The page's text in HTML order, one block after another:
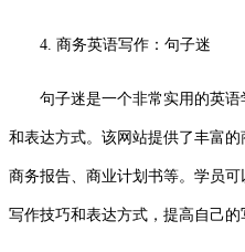
4. 商务英语写作：句子迷
句子迷是一个非常实用的英
和表达方式。该网站提供了丰富的
商务报告、商业计划书等。学员
写作技巧和表达方式，提高自己的